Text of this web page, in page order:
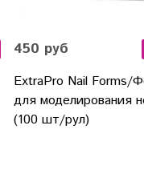
450 руб
ExtraPro Nail Forms/
для моделирования
(100 шт/рул)